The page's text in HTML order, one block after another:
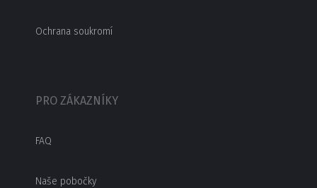
Ochrana soukromí
PRO ZÁKAZNÍKY
FAQ
Naše pobočky